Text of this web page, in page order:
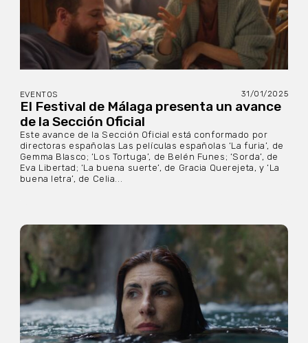
EVENTOS 31/01/2025
El Festival de Málaga presenta un avance
de la Sección Oficial
Este avance de la Sección Oficial está conformado por
directoras españolas Las películas españolas ‘La furia’, de
Gemma Blasco; ‘Los Tortuga’, de Belén Funes; ‘Sorda’, de
Eva Libertad; ‘La buena suerte’, de Gracia Querejeta, y ‘La
buena letra’, de Celia...